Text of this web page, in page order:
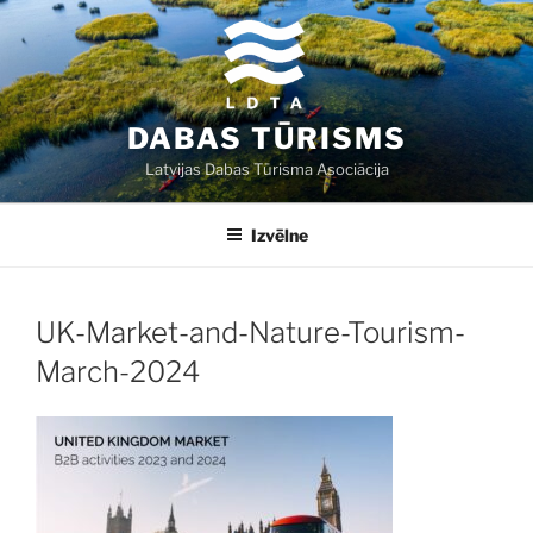
Doties
saturu
DABAS TŪRISMS
Latvijas Dabas Tūrisma Asociācija
Izvēlne
UK-Market-and-Nature-Tourism-
March-2024